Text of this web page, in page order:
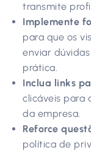
transmite
Implemente
para que os
enviar
prática.
Inclua links
clicáveis para
da empresa.
Reforce
política de